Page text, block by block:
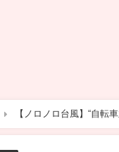
【ノロノロ台風】“自転
戒を